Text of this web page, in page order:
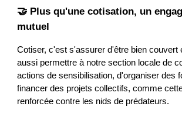
🤝 Plus qu'une cotisation, un
mutuel
Cotiser, c'est s'assurer d'être bien couvert
aussi permettre à notre section locale de
actions de sensibilisation, d'organiser des
financer des projets collectifs, comme
renforcée contre les nids de prédateurs.